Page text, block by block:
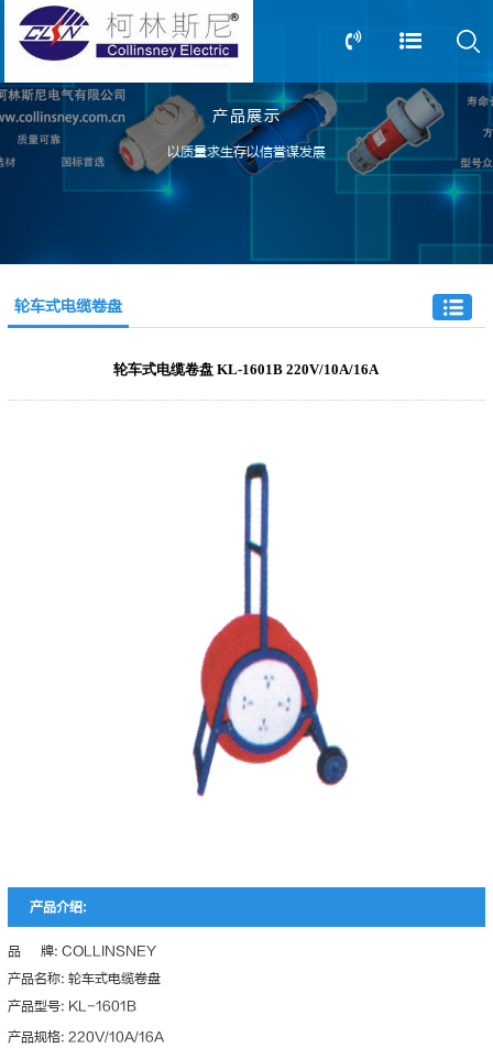
产品展示
以质量求生存以信誉谋发展
13805239166
0517-83612898
轮车式电缆卷盘
轮车式电缆卷盘 KL-1601B 220V/10A/16A
产品介绍:
品 牌: COLLINSNEY
产品名称: 轮车式电缆卷盘
产品型号: KL-1601B
产品规格: 220V/10A/16A